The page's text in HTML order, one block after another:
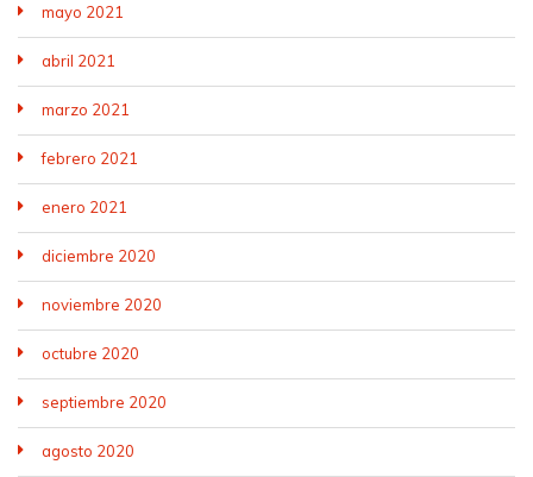
mayo 2021
abril 2021
marzo 2021
febrero 2021
enero 2021
diciembre 2020
noviembre 2020
octubre 2020
septiembre 2020
agosto 2020